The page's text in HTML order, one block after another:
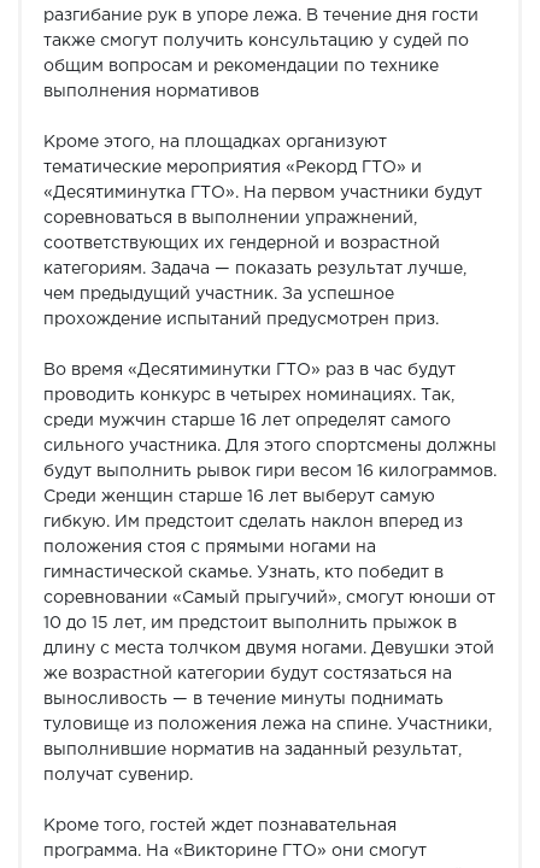
разгибание рук в упоре лежа. В течение дня гости
также смогут получить консультацию у судей по
общим вопросам и рекомендации по технике
выполнения нормативов
Кроме этого, на площадках организуют
тематические мероприятия «Рекорд ГТО» и
«Десятиминутка ГТО». На первом участники будут
соревноваться в выполнении упражнений,
соответствующих их гендерной и возрастной
категориям. Задача — показать результат лучше,
чем предыдущий участник. За успешное
прохождение испытаний предусмотрен приз.
Во время «Десятиминутки ГТО» раз в час будут
проводить конкурс в четырех номинациях. Так,
среди мужчин старше 16 лет определят самого
сильного участника. Для этого спортсмены должны
будут выполнить рывок гири весом 16 килограммов.
Среди женщин старше 16 лет выберут самую
гибкую. Им предстоит сделать наклон вперед из
положения стоя с прямыми ногами на
гимнастической скамье. Узнать, кто победит в
соревновании «Самый прыгучий», смогут юноши от
10 до 15 лет, им предстоит выполнить прыжок в
длину с места толчком двумя ногами. Девушки этой
же возрастной категории будут состязаться на
выносливость — в течение минуты поднимать
туловище из положения лежа на спине. Участники,
выполнившие норматив на заданный результат,
получат сувенир.
Кроме того, гостей ждет познавательная
программа. На «Викторине ГТО» они смогут